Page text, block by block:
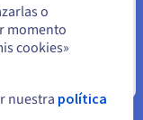
o
momento
cookies»
nuestra política